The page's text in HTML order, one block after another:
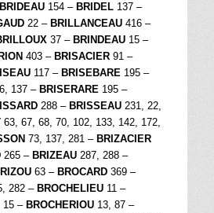
BRIDEAU 154 – BRIDEL 137 –
22 – BRILLANCEAU 416 –
37 – BRINDEAU 15 –
403 – BRISACIER 91 –
117 – BRISEBARE 195 –
137 – BRISERARE 195 –
288 – BRISSEAU 231, 22,
63, 67, 68, 70, 102, 133, 142, 172,
73, 137, 281 – BRIZACIER
265 – BRIZEAU 287, 288 –
63 – BROCARD 369 –
282 – BROCHELIEU 11 –
15 – BROCHERIOU 13, 87 –